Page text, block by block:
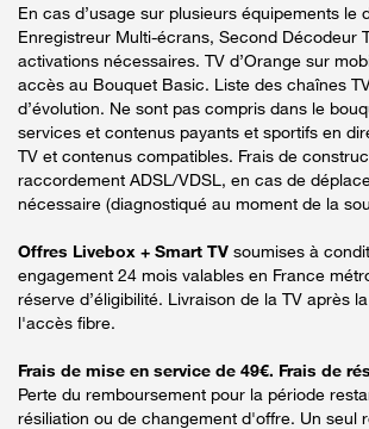
En cas d’usage sur plusieurs équipements le
Enregistreur Multi-écrans, Second Décodeur
activations nécessaires. TV d’Orange sur
accès au Bouquet Basic. Liste des chaînes
d’évolution. Ne sont pas compris dans le
services et contenus payants et sportifs en
TV et contenus compatibles. Frais de
raccordement ADSL/VDSL, en cas de
nécessaire (diagnostiqué au moment de la
Offres Livebox + Smart TV soumises à
engagement 24 mois valables en France
réserve d’éligibilité. Livraison de la TV après
l'accès fibre.
Frais de mise en service de 49€. Frais de
Perte du remboursement pour la période
résiliation ou de changement d'offre. Un seul